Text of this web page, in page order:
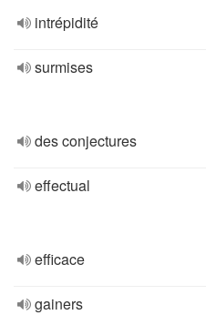
intrépidité
surmises
des conjectures
effectual
efficace
gainers